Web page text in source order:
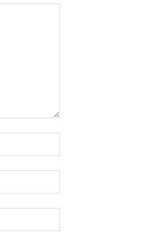
mail:*